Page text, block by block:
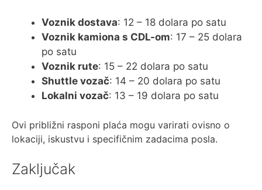
Voznik dostava: 12 – 18 dolara po satu
Voznik kamiona s CDL-om: 17 – 25 dolara
po satu
Voznik rute: 15 – 22 dolara po satu
Shuttle vozač: 14 – 20 dolara po satu
Lokalni vozač: 13 – 19 dolara po satu
Ovi približni rasponi plaća mogu varirati ovisno o
lokaciji, iskustvu i specifičnim zadacima posla.
Zaključak